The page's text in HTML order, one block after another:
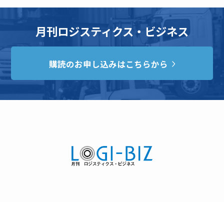
月刊ロジスティクス・ビジネス
購読のお申し込みはこちらから